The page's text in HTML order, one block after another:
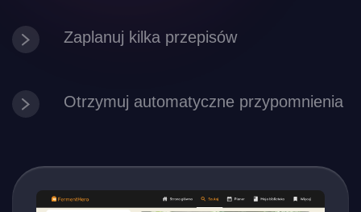
Zaplanuj kilka przepisów
Otrzymuj automatyczne przypomnienia